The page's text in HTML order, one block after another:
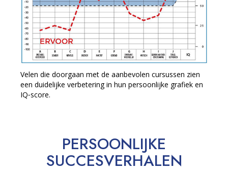
Velen die doorgaan met de aanbevolen cursussen zien
een duidelijke verbetering in hun persoonlijke grafiek en
IQ‑score.
PERSOONLIJKE
SUCCESVERHALEN